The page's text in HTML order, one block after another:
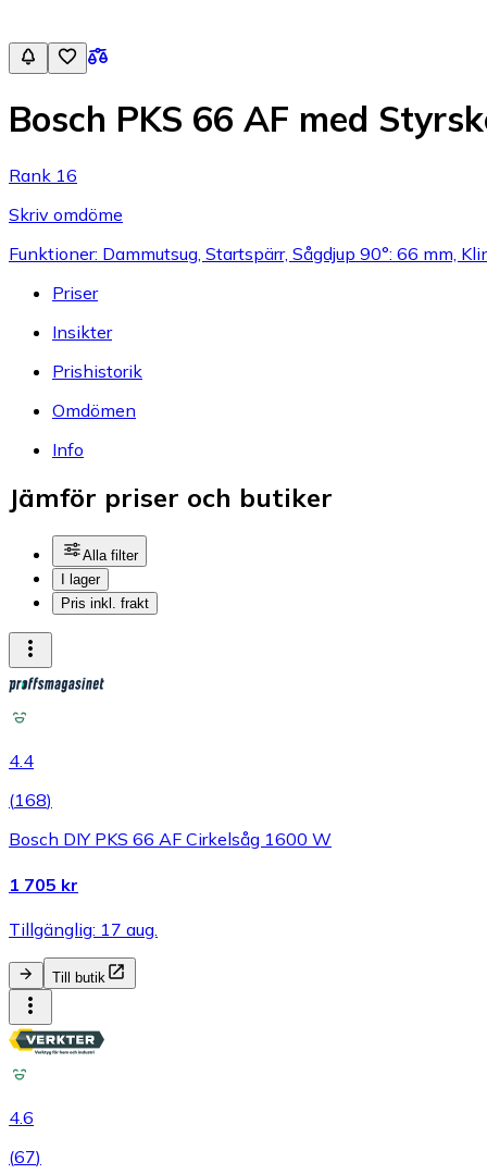
Bosch PKS 66 AF med
Rank 16
Skriv omdöme
Funktioner: Dammutsug, Startspärr, Sågdjup 90°: 66 mm,
Priser
Insikter
Prishistorik
Omdömen
Info
Jämför priser och butiker
Alla filter
I lager
Pris inkl. frakt
4.4
(168)
Bosch DIY PKS 66 AF Cirkelsåg 1600 W
1 705 kr
Tillgänglig: 17 aug.
Till butik
4.6
(67)